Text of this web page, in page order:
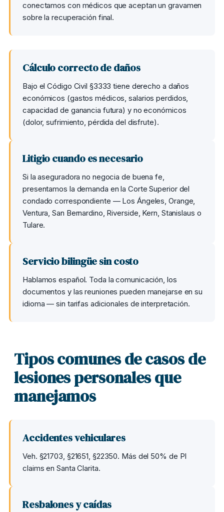
conectamos con médicos que aceptan un gravamen
sobre la recuperación final.
Cálculo correcto de daños
Bajo el Código Civil §3333 tiene derecho a daños
económicos (gastos médicos, salarios perdidos,
capacidad de ganancia futura) y no económicos
(dolor, sufrimiento, pérdida del disfrute).
Litigio cuando es necesario
Si la aseguradora no negocia de buena fe,
presentamos la demanda en la Corte Superior del
condado correspondiente — Los Ángeles, Orange,
Ventura, San Bernardino, Riverside, Kern, Stanislaus o
Tulare.
Servicio bilingüe sin costo
Hablamos español. Toda la comunicación, los
documentos y las reuniones pueden manejarse en su
idioma — sin tarifas adicionales de interpretación.
Tipos comunes de casos de
lesiones personales que
manejamos
Accidentes vehiculares
Veh. §21703, §21651, §22350. Más del 50% de PI
claims en Santa Clarita.
Resbalones y caídas